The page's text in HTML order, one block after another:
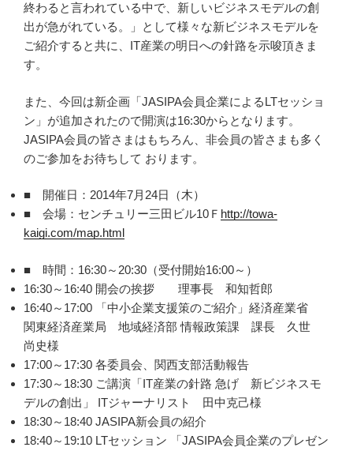
終わると言われている中で、新しいビジネスモデルの創
出が急がれている。」として様々な新ビジネスモデルを
ご紹介すると共に、IT産業の明日への針路を示唆頂きま
す。
また、今回は新企画「JASIPA会員企業によるLTセッショ
ン」が追加されたので開演は16:30からとなります。
JASIPA会員の皆さまはもちろん、非会員の皆さまも多く
のご参加をお待ちして おります。
■ 開催日：2014年7月24日（木）
■ 会場：センチュリー三田ビル10Ｆ http://towa-
kaigi.com/map.html
■ 時間：16:30～20:30（受付開始16:00～）
16:30～16:40 開会の挨拶 理事長 和知哲郎
16:40～17:00 「中小企業支援策のご紹介」経済産業省
関東経済産業局 地域経済部 情報政策課 課長 久世
尚史様
17:00～17:30 各委員会、関西支部活動報告
17:30～18:30 ご講演「IT産業の針路 急げ 新ビジネスモ
デルの創出」 ITジャーナリスト 田中克己様
18:30～18:40 JASIPA新会員の紹介
18:40～19:10 LTセッション 「JASIPA会員企業のプレゼン